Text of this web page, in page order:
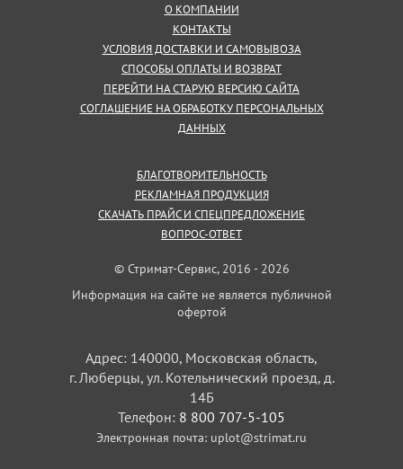
О КОМПАНИИ
КОНТАКТЫ
УСЛОВИЯ ДОСТАВКИ И САМОВЫВОЗА
СПОСОБЫ ОПЛАТЫ И ВОЗВРАТ
ПЕРЕЙТИ НА СТАРУЮ ВЕРСИЮ САЙТА
СОГЛАШЕНИЕ НА ОБРАБОТКУ ПЕРСОНАЛЬНЫХ
ДАННЫХ
БЛАГОТВОРИТЕЛЬНОСТЬ
РЕКЛАМНАЯ ПРОДУКЦИЯ
СКАЧАТЬ ПРАЙС И СПЕЦПРЕДЛОЖЕНИЕ
ВОПРОС-ОТВЕТ
© Стримат-Сервис, 2016 - 2026
Информация на сайте не является публичной
офертой
Адрес: 140000, Московская область,
г. Люберцы, ул. Котельнический проезд, д.
14Б
Телефон: 8 800 707-5-105
Электронная почта: uplot@strimat.ru